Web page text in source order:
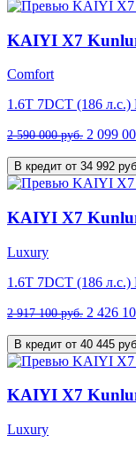
KAIYI X7
Comfort
1.6T 7DCT (186 л.с.)
2 590 000 руб. 2 099
В кредит от 34
KAIYI X7
Luxury
1.6T 7DCT (186 л.с.)
2 917 100 руб. 2 426
В кредит от 40
KAIYI X7
Luxury